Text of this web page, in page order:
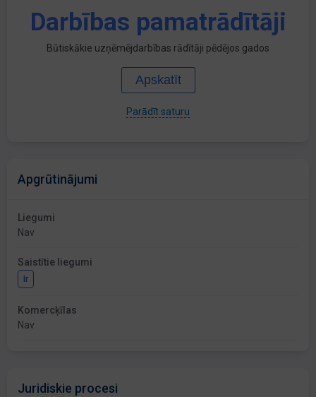
Darbības pamatrādītāji
Būtiskākie uzņēmējdarbības rādītāji pēdējos gados
Apskatīt
Parādīt saturu
Apgrūtinājumi
Liegumi
Nav
Saistītie liegumi
Ir
Komercķīlas
Nav
Juridiskie procesi